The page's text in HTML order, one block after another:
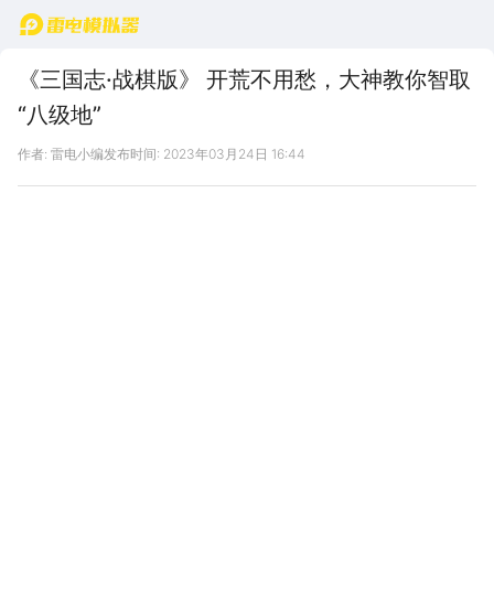
首页
《三国志·战棋版》 开荒不用愁，大神教你智取
“八级地”
作者: 雷电小编发布时间: 2023年03月24日 16:44